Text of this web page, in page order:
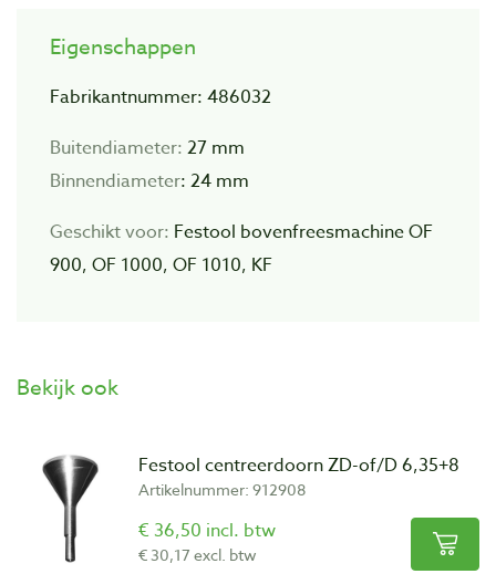
Eigenschappen
Fabrikantnummer: 486032
Buitendiameter: 27 mm
Binnendiameter: 24 mm
Geschikt voor: Festool bovenfreesmachine OF
900, OF 1000, OF 1010, KF
Bekijk ook
Festool centreerdoorn ZD-of/D 6,35+8
Artikelnummer: 912908
€ 36,50 incl. btw
€ 30,17 excl. btw